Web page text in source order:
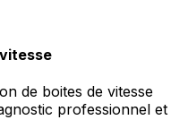
de boites de vitesse
professionnel et